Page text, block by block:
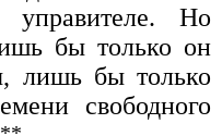
управителе. Но
бы только он
лишь бы только
свободного